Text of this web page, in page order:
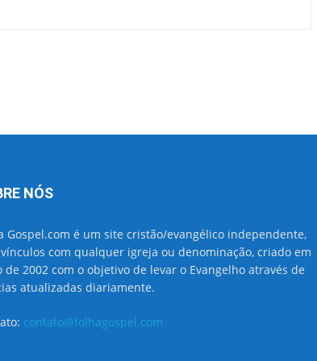
NÓS
Gospel.com é um site cristão/evangélico independente,
com qualquer igreja ou denominação, criado em
de 2002 com o objetivo de levar o Evangelho através de
atualizadas diariamente.
contato@folhagospel.com